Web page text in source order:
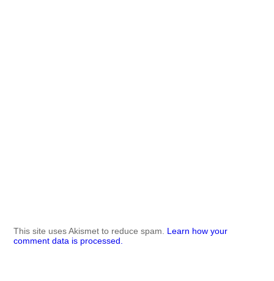
This site uses Akismet to reduce spam. Learn how your
comment data is processed.